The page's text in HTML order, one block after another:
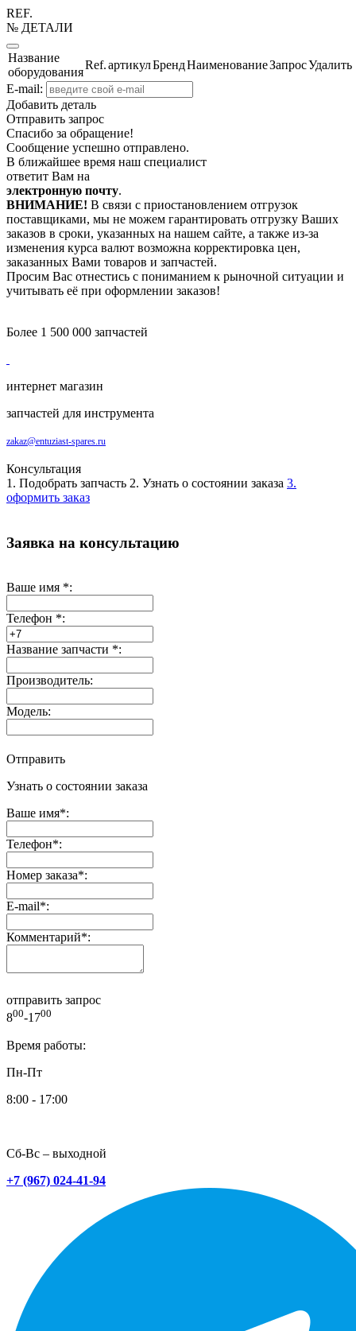
REF.
№ ДЕТАЛИ
Название
оборудования
Ref.артикулБрендНаименованиеЗапросУдалить
E-mail:
Добавить деталь
Отправить запрос
Спасибо за обращение!
Сообщение успешно отправлено.
В ближайшее время наш специалист
ответит Вам на
электронную почту.
ВНИМАНИЕ! В связи с приостановлением отгрузок
поставщиками, мы не можем гарантировать отгрузку Ваших
заказов в сроки, указанных на нашем сайте, а также из-за
изменения курса валют возможна корректировка цен,
заказанных Вами товаров и запчастей.
Просим Вас отнестись с пониманием к рыночной ситуации и
учитывать её при оформлении заказов!
Более 1 500 000 запчастей
интернет магазин
запчастей для инструмента
zakaz@entuziast-spares.ru
Консультация
1. Подобрать запчасть 2. Узнать о состоянии заказа 3.
оформить заказ
Заявка на консультацию
Ваше имя *:
Телефон *:
Название запчасти *:
Производитель:
Модель:
Отправить
Узнать о состоянии заказа
Ваше имя*:
Телефон*:
Номер заказа*:
E-mail*:
Комментарий*:
отправить запрос
800-1700
Время работы:
Пн-Пт
8:00 - 17:00
Сб-Вс – выходной
+7 (967) 024-41-94